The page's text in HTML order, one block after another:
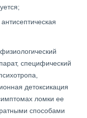
специфический
детоксикация
ломки ее
способами